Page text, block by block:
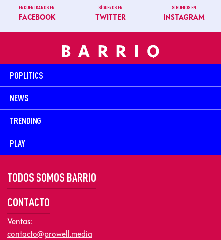
ENCUÉNTRANOS EN
FACEBOOK
SÍGUENOS EN
TWITTER
SÍGUENOS EN
INSTAGRAM
POPLITICS
NEWS
TRENDING
PLAY
TODOS SOMOS BARRIO
CONTACTO
Ventas:
contacto@prowell.media